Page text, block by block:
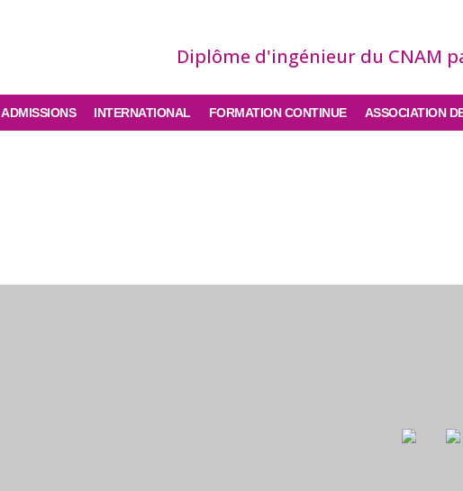
Diplôme d'ingénieur du CNAM
ADMISSIONS INTERNATIONAL FORMATION CONTINUE ASSOCIATION